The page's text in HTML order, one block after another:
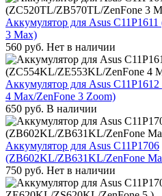
Аккумулятор для Asus
3 Max)
560 руб. Нет в наличии
Аккумулятор для Asus
4 Max/ZenFone 3 Zoom)
650 руб. В наличии
Аккумулятор для Asus C11P1706
(ZB602KL/ZB631KL/ZenFone
750 руб. Нет в наличии